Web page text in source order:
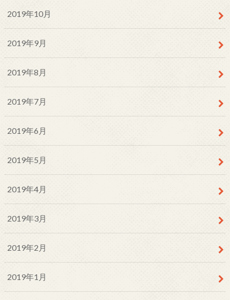
2019年10月
2019年9月
2019年8月
2019年7月
2019年6月
2019年5月
2019年4月
2019年3月
2019年2月
2019年1月